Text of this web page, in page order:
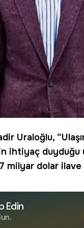
Uraloğlu,
ihtiyaç duyduğu
milyar dolar
Edin